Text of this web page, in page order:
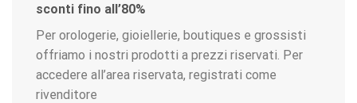
sconti fino all’80%
Per orologerie, gioiellerie, boutiques e grossisti
offriamo i nostri prodotti a prezzi riservati. Per
accedere all’area riservata, registrati come
rivenditore